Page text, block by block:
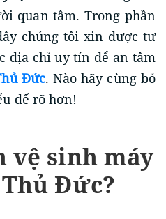
quan tâm. Trong phần
chúng tôi xin được tư
địa chỉ uy tín để an tâm
Đức. Nào hãy cùng bỏ
để rõ hơn!
vệ sinh máy
Đức?